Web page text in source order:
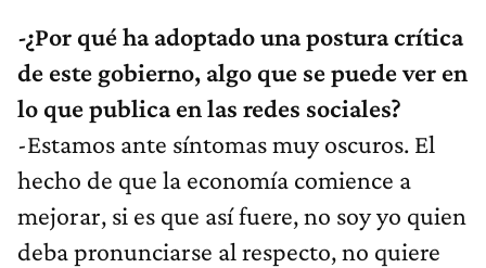
-¿Por qué ha adoptado una postura crítica
de este gobierno, algo que se puede ver en
lo que publica en las redes sociales?
-Estamos ante síntomas muy oscuros. El
hecho de que la economía comience a
mejorar, si es que así fuere, no soy yo quien
deba pronunciarse al respecto, no quiere